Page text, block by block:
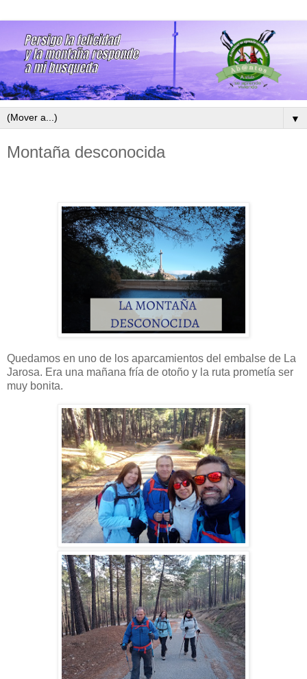
▼
Montaña desconocida
Quedamos en uno de los aparcamientos del embalse de La
Jarosa. Era una mañana fría de otoño y la ruta prometía ser
muy bonita.